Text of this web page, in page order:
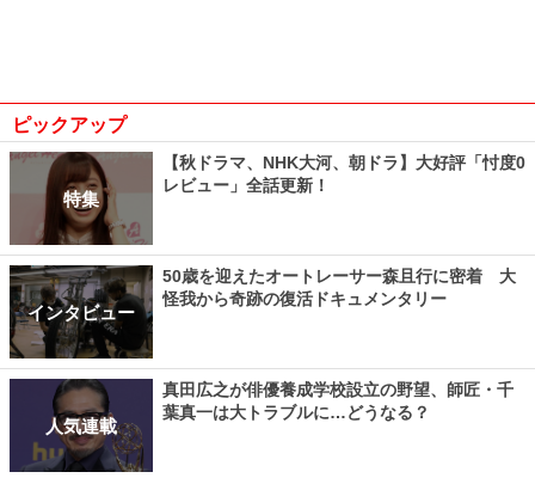
ピックアップ
特集
【秋ドラマ、NHK大河、朝ドラ】大好評「忖度0
レビュー」全話更新！
インタビュー
50歳を迎えたオートレーサー森且行に密着 大
怪我から奇跡の復活ドキュメンタリー
人気連載
真田広之が俳優養成学校設立の野望、師匠・千
葉真一は大トラブルに…どうなる？